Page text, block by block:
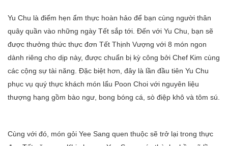
Yu Chu là điểm hẹn ẩm thực hoàn hảo để bạn cùng người thân
quây quần vào những ngày Tết sắp tới. Đến với Yu Chu, bạn sẽ
được thưởng thức thực đơn Tết Thịnh Vượng với 8 món ngon
dành riêng cho dịp này, được chuẩn bị kỳ công bởi Chef Kim cùng
các cộng sự tài năng. Đặc biệt hơn, đây là lần đầu tiên Yu Chu
phục vụ quý thực khách món lẩu Poon Choi với nguyên liệu
thượng hạng gồm bào ngư, bong bóng cá, sò điệp khô và tôm sú.
Cùng với đó, món gỏi Yee Sang quen thuộc sẽ trở lại trong thực